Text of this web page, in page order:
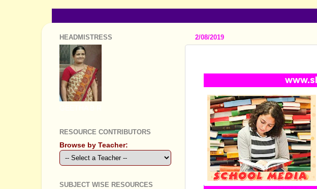
2/08/2019
HEADMISTRESS
RESOURCE CONTRIBUTORS
Browse by Teacher:
SUBJECT WISE RESOURCES